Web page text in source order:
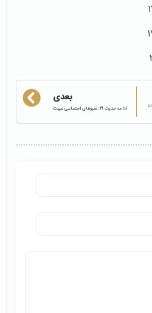
بعدی
ادامه حدیث 19: ضررهای اجتماعی غیبت